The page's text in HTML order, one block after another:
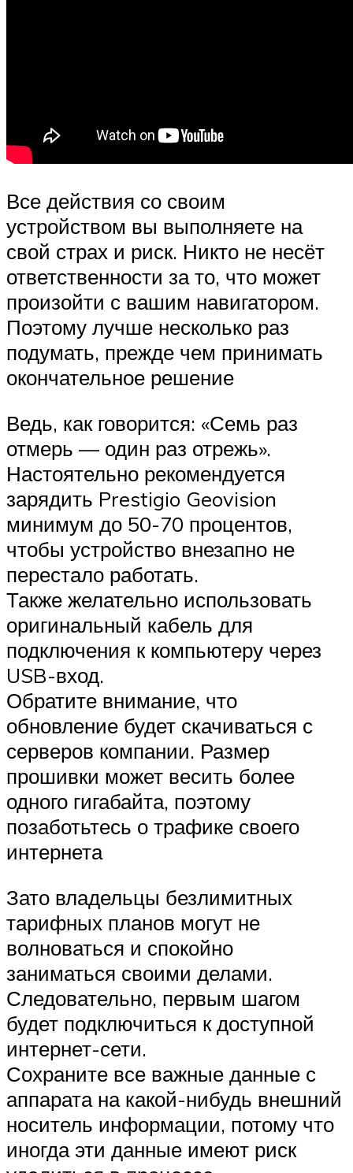
Все действия со своим
устройством вы выполняете на
свой страх и риск. Никто не несёт
ответственности за то, что может
произойти с вашим навигатором.
Поэтому лучше несколько раз
подумать, прежде чем принимать
окончательное решение
Ведь, как говорится: «Семь раз
отмерь — один раз отрежь».
Настоятельно рекомендуется
зарядить Prestigio Geovision
минимум до 50-70 процентов,
чтобы устройство внезапно не
перестало работать.
Также желательно использовать
оригинальный кабель для
подключения к компьютеру через
USB-вход.
Обратите внимание, что
обновление будет скачиваться с
серверов компании. Размер
прошивки может весить более
одного гигабайта, поэтому
позаботьтесь о трафике своего
интернета
Зато владельцы безлимитных
тарифных планов могут не
волноваться и спокойно
заниматься своими делами.
Следовательно, первым шагом
будет подключиться к доступной
интернет-сети.
Сохраните все важные данные с
аппарата на какой-нибудь внешний
носитель информации, потому что
иногда эти данные имеют риск